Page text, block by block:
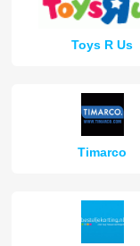
Toys R Us
Timarco